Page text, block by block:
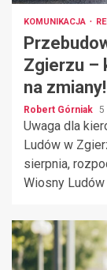
KOMUNIKACJA
Zgierzu –
na zmiany!
Robert Górniak 5
Uwaga dla
Ludów w
sierpnia,
Wiosny Ludów